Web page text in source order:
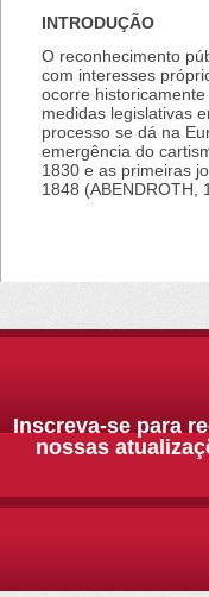
INTRODUÇÃO
O reconhecimento
com interesses
ocorre
medidas legislativas
processo se dá na
emergência do
1830 e as primeiras
1848 (ABENDROTH,
Inscreva-se para
nossas